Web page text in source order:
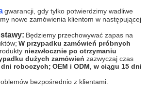
69 * 43 mm
niż 150mV
gwarancji, gdy tylko potwierdzimy wadliwe
nowe zamówienia klientom w następującej
Będziemy przechowywać zapas na
W przypadku zamówień próbnych
niezwłocznie po otrzymaniu
dużych zamówień zazwyczaj czas
dni roboczych; OEM i ODM, w ciągu 15 dni
bezpośrednio z klientami.